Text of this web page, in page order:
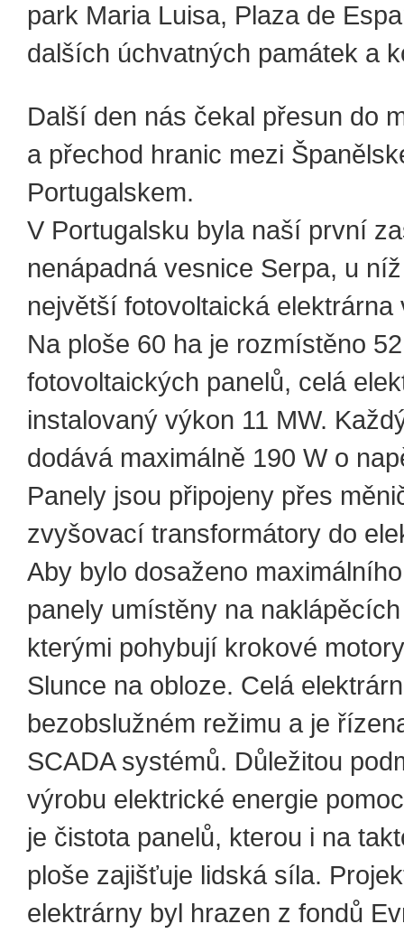
park Maria Luisa, Plaza de
dalších úchvatných památek a
Další den nás čekal přesun do
a přechod hranic mezi
Portugalskem.
V Portugalsku byla naší první
nenápadná vesnice Serpa, u
největší fotovoltaická elektrárna
Na ploše 60 ha je rozmístěno
fotovoltaických panelů, celá
instalovaný výkon 11 MW.
dodává maximálně 190 W o
Panely jsou připojeny přes
zvyšovací transformátory do
Aby bylo dosaženo
panely umístěny na
kterými pohybují krokové
Slunce na obloze. Celá
bezobslužném režimu a je
SCADA systémů. Důležitou
výrobu elektrické energie
je čistota panelů, kterou i na
ploše zajišťuje lidská síla.
elektrárny byl hrazen z fondů